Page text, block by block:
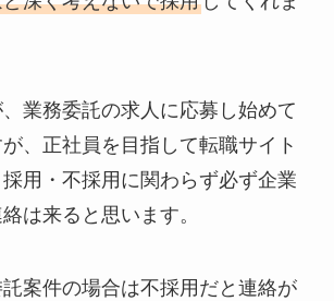
業務委託の求人に応募し始めて
、正社員を目指して転職サイト
用・不採用に関わらず必ず企業
は来ると思います。
案件の場合は不採用だと連絡が